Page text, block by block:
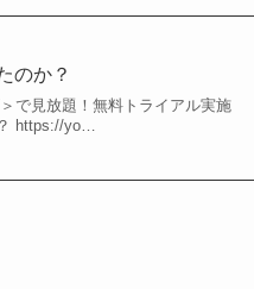
のか？
で見放題！無料トライアル実施
https://yo…